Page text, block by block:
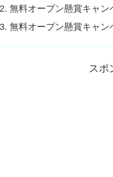
無料オープン懸賞キャン
無料オープン懸賞キャン
スポ